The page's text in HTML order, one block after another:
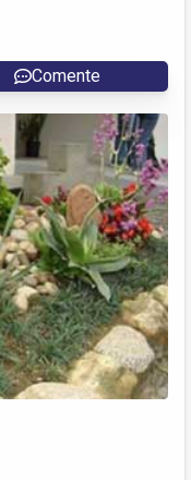
Comente